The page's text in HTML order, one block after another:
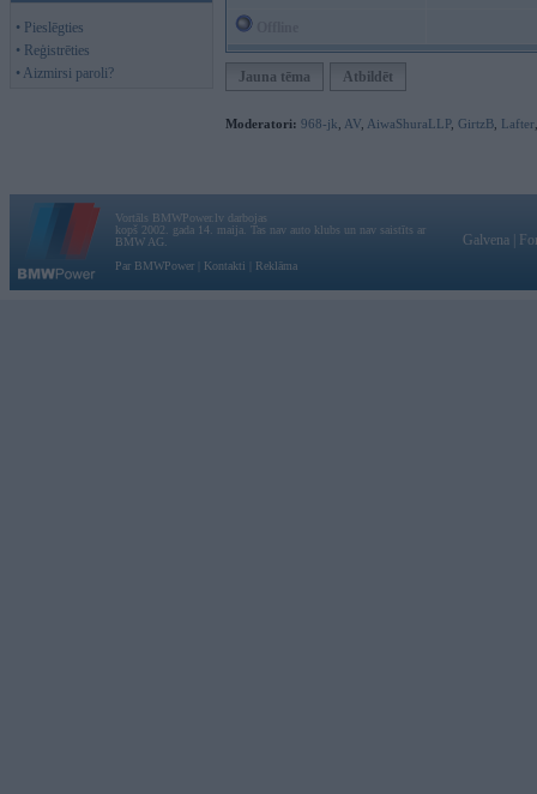
• Pieslēgties
• Reģistrēties
• Aizmirsi paroli?
Jauna tēma Atbildēt
Moderatori: 968-jk AV AiwaShuraLLP, GirtzB Lafter
Vortāls BMWPower.lv darbojas
kopš 2002. gada 14. maija. Tas nav auto klubs un nav saistīts ar
BMW AG.
Par BMWPower
Kontakti Reklāma
Galvena